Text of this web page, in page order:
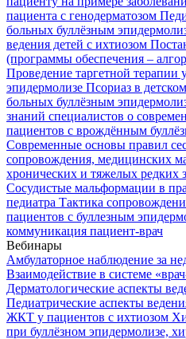
пациента с генодерматозом
больных буллёзным
ведения детей с ихтиозом
(программы обеспечения –
Проведение таргетной терапии
эпидермолизе Псориаз в
больных буллёзным
знаний специалистов о
пациентов с врождённым
Современные основы правил
сопровождения, медицинских
хронических и тяжелых редких
Сосудистые мальформации в
педиатра Тактика
пациентов с буллезным
коммуникация пациент-врач
Вебинары
Амбулаторное наблюдение за
Взаимодействие в системе
Дерматологические аспекты
Педиатрические аспекты
ЖКТ у пациентов с ихтиозом
при буллёзном эпидермолизе,